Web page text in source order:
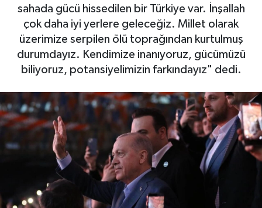
sahada gücü hissedilen bir Türkiye var. İnşallah
çok daha iyi yerlere geleceğiz. Millet olarak
üzerimize serpilen ölü toprağından kurtulmuş
durumdayız. Kendimize inanıyoruz, gücümüzü
biliyoruz, potansiyelimizin farkındayız" dedi.
Magazin
Gayrimenkul
Spor
Eğitim